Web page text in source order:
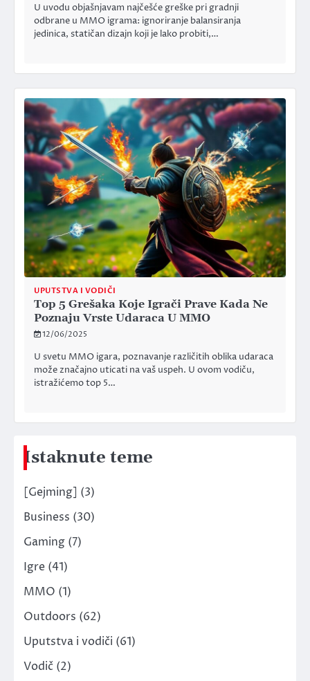
U uvodu objašnjavam najčešće greške pri gradnji
odbrane u MMO igrama: ignoriranje balansiranja
jedinica, statičan dizajn koji je lako probiti,…
UPUTSTVA I VODIČI
Top 5 Grešaka Koje Igrači Prave Kada Ne
Poznaju Vrste Udaraca U MMO
12/06/2025
U svetu MMO igara, poznavanje različitih oblika udaraca
može značajno uticati na vaš uspeh. U ovom vodiču,
istražićemo top 5…
Istaknute teme
[Gejming] (3)
Business (30)
Gaming (7)
Igre (41)
MMO (1)
Outdoors (62)
Uputstva i vodiči (61)
Vodič (2)